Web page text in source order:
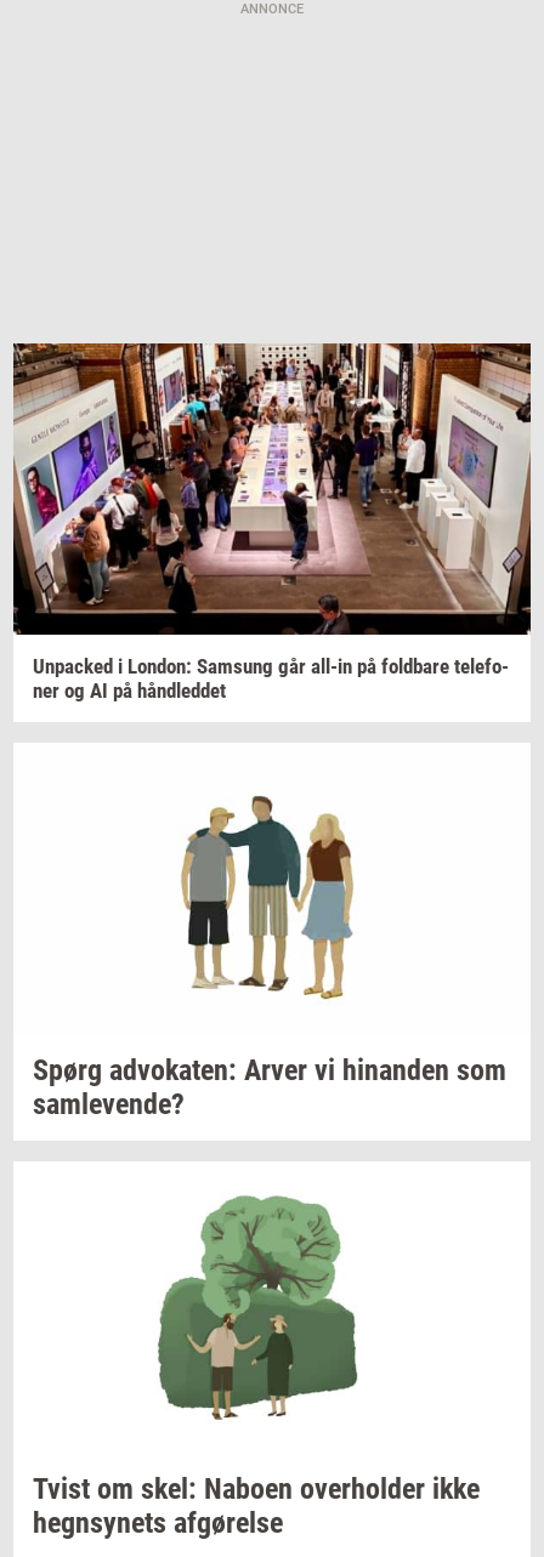
ANNONCE
Un­pa­ck­ed i Lon­don: Sams­ung går all-​in på fold­ba­re te­le­fo­
ner og AI på hånd­led­det
Spørg ad­vo­ka­ten: Arver vi hin­an­den som
sam­le­ven­de?
Tvist om skel: Na­bo­en over­hol­der ikke
hegn­sy­nets af­gø­rel­se